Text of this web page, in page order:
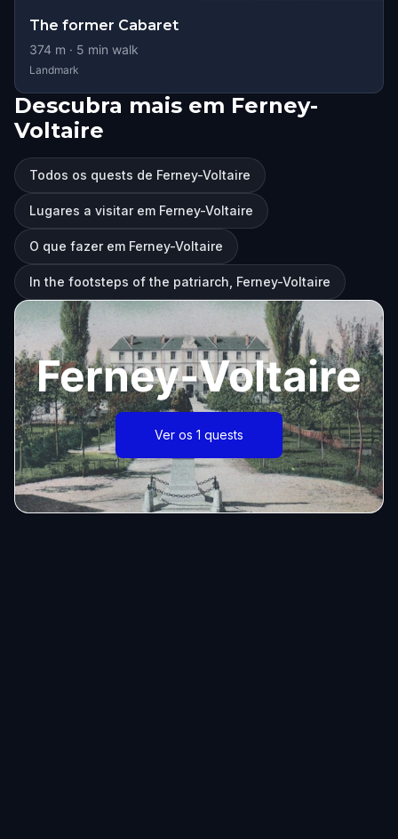
The former Cabaret
374 m · 5 min walk
Landmark
Descubra mais em Ferney-
Voltaire
Todos os quests de Ferney-Voltaire
Lugares a visitar em Ferney-Voltaire
O que fazer em Ferney-Voltaire
In the footsteps of the patriarch, Ferney-Voltaire
Ferney-Voltaire
Ver os 1 quests